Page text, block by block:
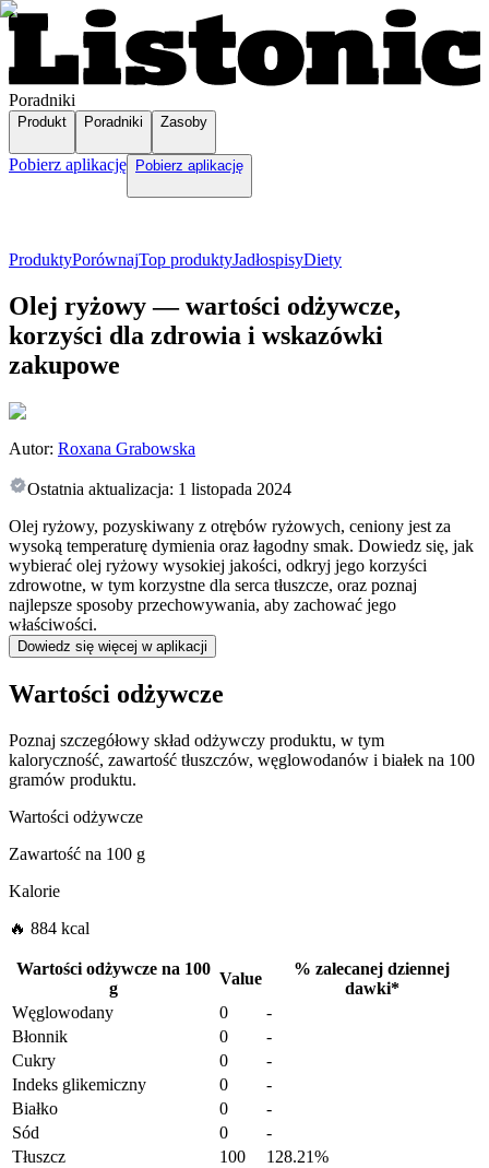
Poradniki
Produkt Poradniki Zasoby
Pobierz aplikację Pobierz aplikację
ProduktyPorównajTop produktyJadłospisyDiety
Olej ryżowy — wartości odżywcze,
korzyści dla zdrowia i wskazówki
zakupowe
Autor: Roxana Grabowska
Ostatnia aktualizacja: 1 listopada 2024
Olej ryżowy, pozyskiwany z otrębów ryżowych, ceniony jest za
wysoką temperaturę dymienia oraz łagodny smak. Dowiedz się, jak
wybierać olej ryżowy wysokiej jakości, odkryj jego korzyści
zdrowotne, w tym korzystne dla serca tłuszcze, oraz poznaj
najlepsze sposoby przechowywania, aby zachować jego
właściwości.
Dowiedz się więcej w aplikacji
Wartości odżywcze
Poznaj szczegółowy skład odżywczy produktu, w tym
kaloryczność, zawartość tłuszczów, węglowodanów i białek na 100
gramów produktu.
Wartości odżywcze
Zawartość na 100 g
Kalorie
🔥 884 kcal
Wartości odżywcze na 100
g
Value
% zalecanej dziennej
dawki*
Węglowodany
0
-
Błonnik
0
-
Cukry
0
-
Indeks glikemiczny
0
-
Białko
0
-
Sód
0
-
Tłuszcz
100 128.21%